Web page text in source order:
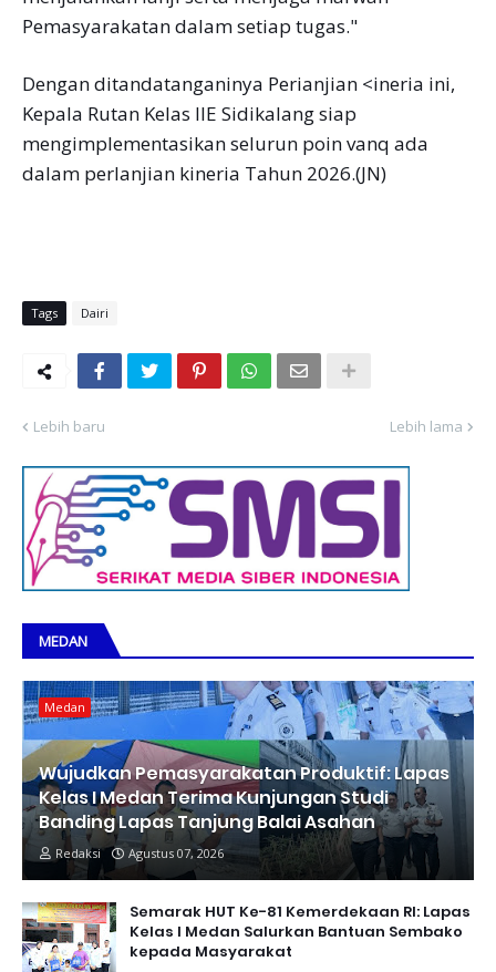
Pemasyarakatan dalam setiap tugas."
Dengan ditandatanganinya Perianjian <ineria ini,
Kepala Rutan Kelas IIE Sidikalang siap
mengimplementasikan selurun poin vanq ada
dalam perlanjian kineria Tahun 2026.(JN)
Tags Dairi
Lebih baru Lebih lama
MEDAN
Medan
Wujudkan Pemasyarakatan Produktif: Lapas
Kelas I Medan Terima Kunjungan Studi
Banding Lapas Tanjung Balai Asahan
Redaksi Agustus 07, 2026
Semarak HUT Ke-81 Kemerdekaan RI: Lapas
Kelas I Medan Salurkan Bantuan Sembako
kepada Masyarakat